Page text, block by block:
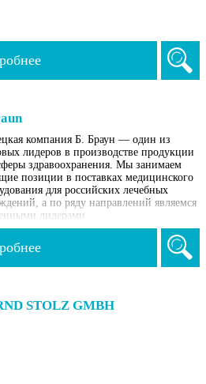
компания Б. Браун — один из
лидеров в производстве продукции
здравоохранения. Мы занимаем
позиции в поставках медицинского
для российских лечебных
а по ряду направлений являемся
лидерами.
STOLZ GMBH